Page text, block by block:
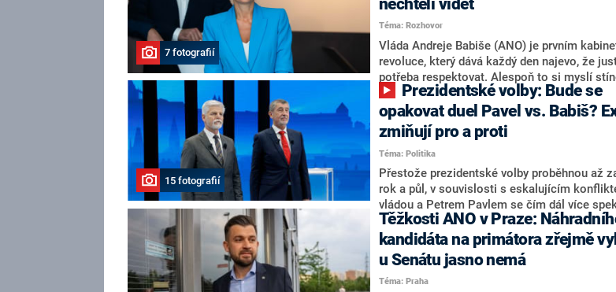
Oblíbeným tipem samotných sázkařů je
Motoristy Filip Turek. Politolog Jan Kubáček
o případné kandidatuře kohokoliv ze
značně pochybuje. Podle něj současná
nemá osobu, která by Pavlovi mohla
7 fotografií
nechtěli vidět
Téma: Rozhovor
Vláda Andreje Babiše (ANO) je prvním
revoluce, který dává každý den najevo, že
potřeba respektovat. Alespoň to si myslí
ministryně spravedlnosti ODS Eva Decroix. V
rozhovoru pro CNN Prima NEWS si nebrala
ohledně politického výkonu svého nástupce
Tejce (za ANO) či vládní zmocněnkyně pro
práva Taťány Malé (ANO). Označením
adresu vlády prý byla ještě hodná. Decroix
vrátila k volební porážce koalice Spolu či
hnutí Naše Česko Martina Kuby.
15 fotografií
opakovat duel Pavel vs. Babiš?
zmiňují pro a proti
Téma: Politika
Přestože prezidentské volby proběhnou až
rok a půl, v souvislosti s eskalujícím
vládou a Petrem Pavlem se čím dál více
tom, koho by do bitvy o Hrad mohla vyslat
koalice. Někteří političtí komentátoři znovu
jméno premiéra Andreje Babiše (ANO). Jak
pravděpodobné, že se v prezidentských
bude znovu opakovat souboj z roku 2023?
Těžkosti ANO v Praze:
kandidáta na primátora zřejmě
u Senátu jasno nemá
Téma: Praha